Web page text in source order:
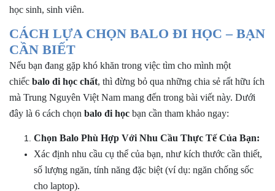
5 cái]
+ May Balo–Túi xách–Đồng phục theo yêu cầu:
học sinh, sinh viên.
CÁCH LỰA CHỌN BALO ĐI HỌC – BẠN
CẦN BIẾT
Nếu bạn đang gặp khó khăn trong việc tìm cho mình một
chiếc balo đi học chất, thì đừng bỏ qua những chia sẻ rất hữu ích
mà Trung Nguyên Việt Nam mang đến trong bài viết này. Dưới
đây là 6 cách chọn balo đi học bạn cần tham khảo ngay:
Chọn Balo Phù Hợp Với Nhu Cầu Thực Tế Của Bạn:
Xác định nhu cầu cụ thể của bạn, như kích thước cần thiết,
số lượng ngăn, tính năng đặc biệt (ví dụ: ngăn chống sốc
cho laptop).